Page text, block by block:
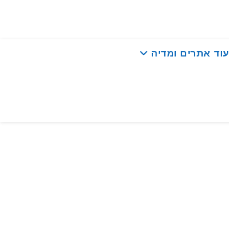
עוד אתרים ומדיה